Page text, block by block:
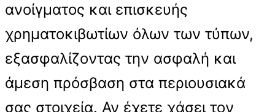
ανοίγματος και επισκευής
χρηματοκιβωτίων όλων των τύπων,
εξασφαλίζοντας την ασφαλή και
άμεση πρόσβαση στα περιουσιακά
σας στοιχεία. Αν έχετε χάσει τον